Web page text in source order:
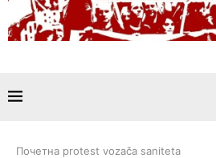
Почетна protest vozača saniteta